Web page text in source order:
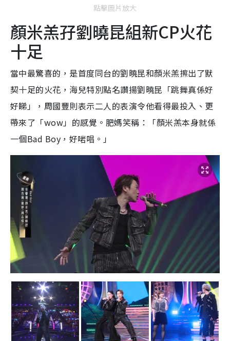
點擊圖片放大
顏米羔孖劉曉昆組新CP火花
十足
當中最驚喜的，是首度同台的劉曉昆和顏米羔擦出了默
契十足的火花，海兒特別點名讚揚劉曉昆「跳舞真係好
好睇」，周國豐則表示二人的表演令他看得最投入、更
帶來了「wow」的感覺。肥媽笑稱：「顏米羔本身就係
一個Bad Boy，好啱唱。」